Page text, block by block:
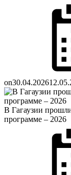
on30.04.2026
В Гагаузии
программе – 2026